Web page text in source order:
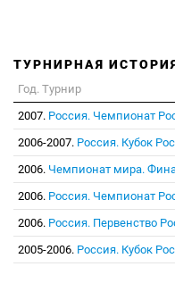
ТУРНИРНАЯ
Год. Турнир
2007. Россия. Чемпионат
2006-2007. Россия. Кубок
2006. Чемпионат мира.
2006. Россия. Чемпионат
2006. Россия. Первенство
2005-2006. Россия. Кубок